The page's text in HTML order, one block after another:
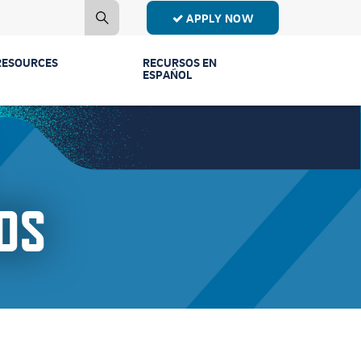
APPLY NOW
Contact Us
Mailing List
Event Recordings
& Families
RECURSOS EN
ESPAÑOL
Primer Año
Licenciaturas y